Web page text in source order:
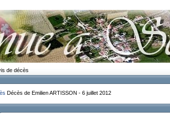
de décès
Décès de Emilien ARTISSON - 6 juillet 2012